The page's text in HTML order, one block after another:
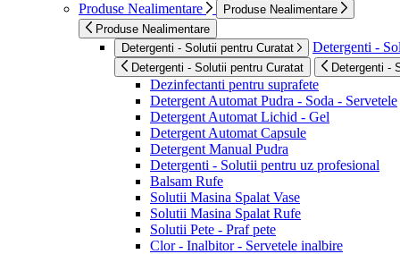
Produse Nealimentare
Produse Nealimentare
Produse Nealimentare
Detergenti - Solutii pentru Curatat
Detergenti -
Detergenti - Solutii pentru Curatat Detergenti -
Dezinfectanti pentru suprafete
Detergent Automat Pudra - Soda - Servetele
Detergent Automat Lichid - Gel
Detergent Automat Capsule
Detergent Manual Pudra
Detergenti - Solutii pentru uz profesional
Balsam Rufe
Solutii Masina Spalat Vase
Solutii Masina Spalat Rufe
Solutii Pete - Praf pete
Clor - Inalbitor - Servetele inalbire